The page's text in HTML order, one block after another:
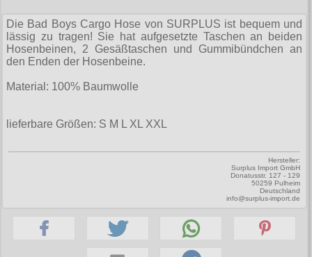
Männerjacken & Westen
Männermäntel
Männershirts kurzam
Mittelalter
Verschiedenes
Rune Charms
für die Beine
für die Haare
Geldbörsen
Halsbänder
Brandit
Burleska
Dead Threads
Dracula Clothing
Necessary Evil
L
Wave Gotik Treffen
M’era Luna Festival
Amphi Festival
Warenkorb ( 0 | 0.00 € )
--------------
Social Media:
Die Bad Boys Cargo Hose von SURPLUS ist bequem und
lässig zu tragen! Sie hat aufgesetzte Taschen an beiden
Hosenbeinen, 2 Gesäßtaschen und Gummibündchen an
den Enden der Hosenbeine.
Material: 100% Baumwolle
lieferbare Größen: S M L XL XXL
Hersteller:
Surplus Import GmbH
Donatusstr. 127 - 129
50259 Pulheim
Deutschland
info@surplus-import.de